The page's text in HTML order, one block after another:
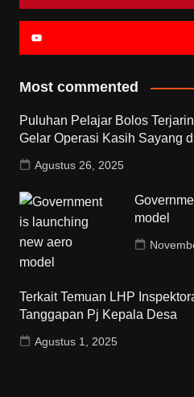
Most commented
Puluhan Pelajar Bolos
Gelar Operasi Kasih Sayang
Agustus 26, 2025
model
Terkait Temuan LHP
Tanggapan Pj Kepala Desa
Agustus 1, 2025